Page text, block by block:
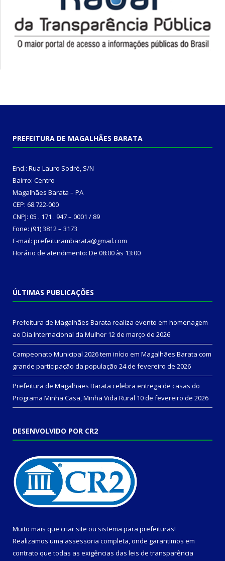
PREFEITURA DE MAGALHÃES BARATA
End.: Rua Lauro Sodré, S/N
Bairro: Centro
Magalhães Barata – PA
CEP: 68.722-000
CNPJ: 05 . 171 . 947 – 0001 / 89
Fone: (91) 3812 – 3173
E-mail: prefeiturambarata@gmail.com
Horário de atendimento: De 08:00 às 13:00
ÚLTIMAS PUBLICAÇÕES
Prefeitura de Magalhães Barata realiza evento em homenagem
ao Dia Internacional da Mulher 12 de março de 2026
Campeonato Municipal 2026 tem início em Magalhães Barata com
grande participação da população 24 de fevereiro de 2026
Prefeitura de Magalhães Barata celebra entrega de casas do
Programa Minha Casa, Minha Vida Rural 10 de fevereiro de 2026
DESENVOLVIDO POR CR2
Muito mais que criar site ou sistema para prefeituras!
Realizamos uma assessoria completa, onde garantimos em
contrato que todas as exigências das leis de transparência